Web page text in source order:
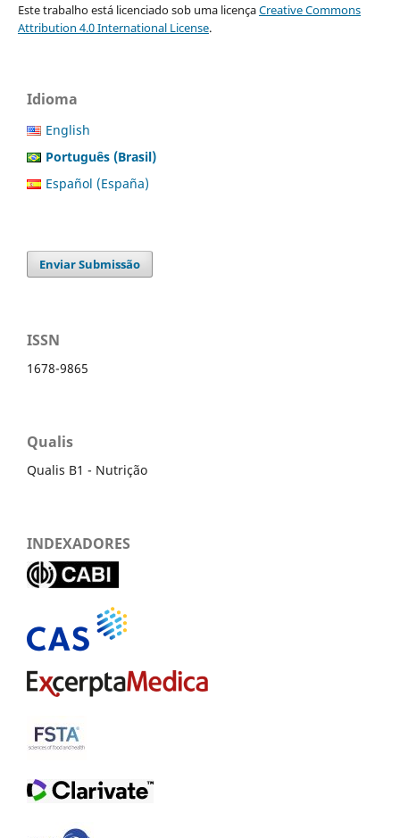
Este trabalho está licenciado sob uma licençaCreative Commons
Attribution 4.0 International License.
Idioma
English
Português (Brasil)
Español (España)
Enviar Submissão
ISSN
1678-9865
Qualis
Qualis B1 - Nutrição
INDEXADORES